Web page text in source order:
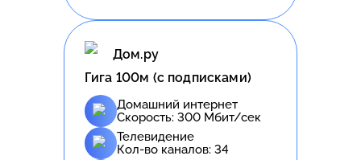
Дом.ру
Гига 100м (с подписками)
Домашний интернет
Скорость: 300 Мбит/сек
Телевидение
Кол-во каналов: 34